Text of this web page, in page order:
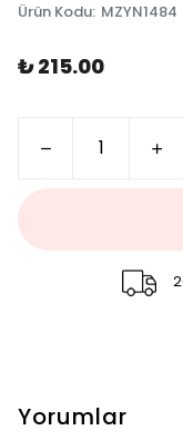
Ürün Kodu: MZYN1484
₺ 215.00
Yorumlar